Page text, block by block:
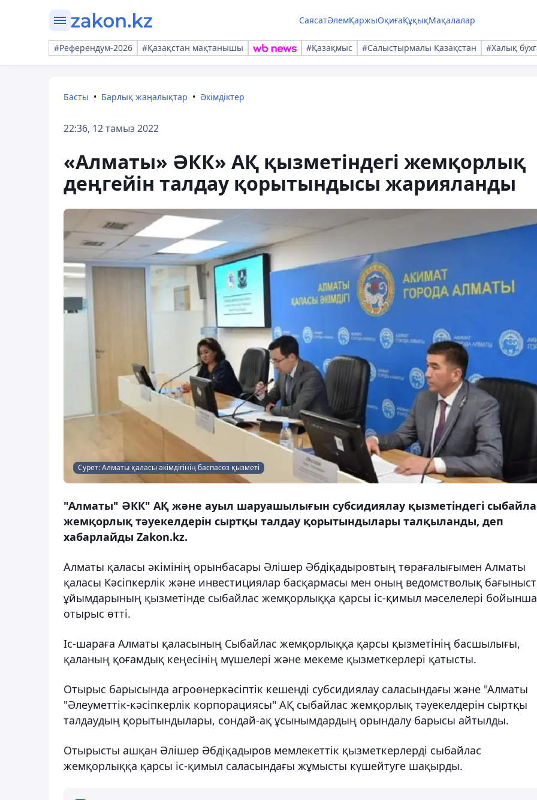
СаясатӘлемҚаржыОқиғаҚұқықМақалалар
#Референдум-2026 #Қазақстан мақтанышы #Қазақмыс #Салыстырмалы Қазақстан #Халық
Басты Барлық жаңалықтар Әкімдіктер
22:36, 12 тамыз 2022
«Алматы» ӘКК» АҚ қызметіндегі жемқорлық
деңгейін талдау қорытындысы жарияланды
Сурет: Алматы қаласы әкімдігінің баспасөз қызметі
"Алматы" ӘКК" АҚ және ауыл шаруашылығын субсидиялау қызметіндегі
жемқорлық тәуекелдерін сыртқы талдау қорытындылары талқыланды, деп
хабарлайды Zakon.kz.
Алматы қаласы әкімінің орынбасары Әлішер Әбдіқадыровтың төрағалығымен Алматы
қаласы Кәсіпкерлік және инвестициялар басқармасы мен оның ведомстволық
ұйымдарының қызметінде сыбайлас жемқорлыққа қарсы іс-қимыл мәселелері бойынша
отырыс өтті.
Іс-шараға Алматы қаласының Сыбайлас жемқорлыққа қарсы қызметінің басшылығы,
қаланың қоғамдық кеңесінің мүшелері және мекеме қызметкерлері қатысты.
Отырыс барысында агроөнеркәсіптік кешенді субсидиялау саласындағы және "Алматы
"Әлеуметтік-кәсіпкерлік корпорациясы" АҚ сыбайлас жемқорлық тәуекелдерін сыртқы
талдаудың қорытындылары, сондай-ақ ұсынымдардың орындалу барысы айтылды.
Отырысты ашқан Әлішер Әбдіқадыров мемлекеттік қызметкерлерді сыбайлас
жемқорлыққа қарсы іс-қимыл саласындағы жұмысты күшейтуге шақырды.